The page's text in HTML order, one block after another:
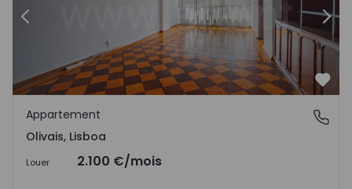
Précédent
Olivais, Lisboa
Appartement
Olivais, Lisboa
Louer 2.100 €/mois